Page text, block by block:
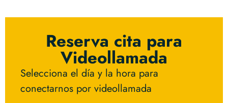
Reserva cita para
Videollamada
Selecciona el día y la hora para
conectarnos por videollamada